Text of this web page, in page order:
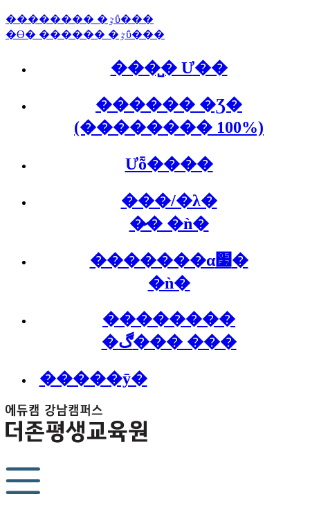
�������� �ٷΰ���
�ϴ� ������ �ٷΰ���
���̺� Ư��
������ �Ʒ�
(�������� 100%)
Ưȭ����
���/�λ�
�̷� �ǹ�
�������α׷�
�ǹ�
��������
�ڰ��� ���
�����ȳ�